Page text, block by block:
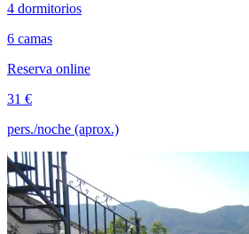
4 dormitorios
6 camas
Reserva online
31 €
pers./noche (aprox.)